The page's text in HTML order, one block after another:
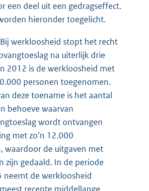
een deel uit een gedragseffect.
hieronder toegelicht.
werkloosheid stopt het recht
na uiterlijk drie
2012 is de werkloosheid met
personen toegenomen.
deze toename is het aantal
behoeve waarvan
wordt ontvangen
met zo’n 12.000
waardoor de uitgaven met
zijn gedaald. In de periode
neemt de werkloosheid